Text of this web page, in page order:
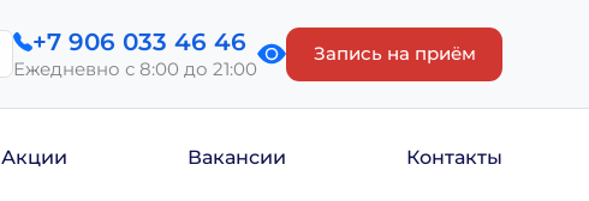
+7 906 033 46 46
Ежедневно с 8:00 до 21:00
Запись на приём
Акции Вакансии Контакты